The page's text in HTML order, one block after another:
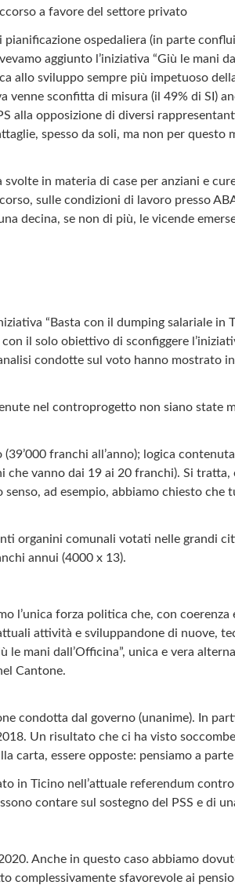
a favore del settore privato
ospedaliera (in parte
aggiunto l’iniziativa “Giù le mani
sviluppo sempre più impetuoso
sconfitta di misura (il 49% di SI)
alla opposizione di diversi
spesso da soli, ma non per
in materia di case per anziani e
sulle condizioni di lavoro presso
decina, se non di più, le vicende
“Basta con il dumping salariale
il solo obiettivo di sconfiggere
condotte sul voto hanno mostrato
nel controprogetto non siano state
franchi all’anno); logica
vanno dai 19 ai 20 franchi). Si tratta,
senso, ad esempio, abbiamo chiesto
organini comunali votati nelle grandi
annui (4000 x 13).
l’unica forza politica che, con
attività e sviluppandone di nuove,
mani dall’Officina”, unica e vera
Cantone.
condotta dal governo (unanime). In
Un risultato che ci ha visto
essere opposte: pensiamo a
Ticino nell’attuale referendum
contare sul sostegno del PSS e di
Anche in questo caso abbiamo
complessivamente sfavorevole ai